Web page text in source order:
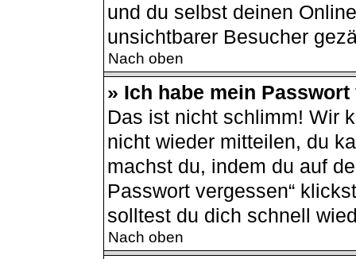
und du selbst deinen
unsichtbarer Besucher
Nach oben
» Ich habe mein
Das ist nicht schlimm! Wir
nicht wieder mitteilen, du
machst du, indem du auf
Passwort vergessen“
solltest du dich schnell
Nach oben